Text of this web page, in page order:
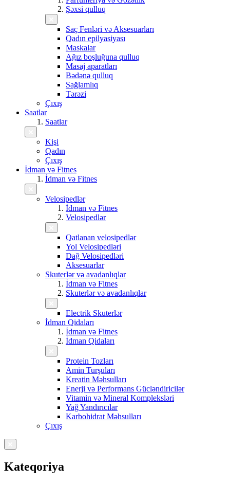
Şəxsi qulluq
Saç Fenləri və Aksesuarları
Qadın epilyasiyası
Maskalar
Ağız boşluğuna qulluq
Masaj aparatları
Bədənə qulluq
Sağlamlıq
Tərəzi
Çıxış
Saatlar
Saatlar
Kişi
Qadın
Çıxış
İdman və Fitnes
İdman və Fitnes
Velosipedlər
İdman və Fitnes
Velosipedlər
Qatlanan velosipedlər
Yol Velosipedləri
Dağ Velosipedləri
Aksesuarlar
Skuterlər və avadanlıqlar
İdman və Fitnes
Skuterlər və avadanlıqlar
Electrik Skuterlər
İdman Qidaları
İdman və Fitnes
İdman Qidaları
Protein Tozları
Amin Turşuları
Kreatin Məhsulları
Enerji və Performans Gücləndiricilər
Vitamin və Mineral Kompleksləri
Yağ Yandırıcılar
Karbohidrat Məhsulları
Çıxış
Kateqoriya